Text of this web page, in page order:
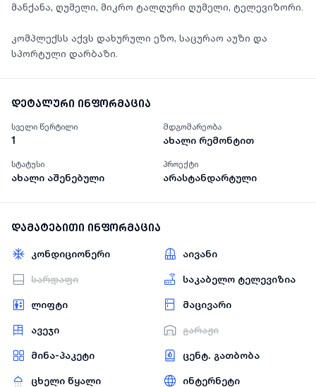
მანქანა, ღუმელი, მიკრო ტალღური ღუმელი, ტელევიზორი.
კომპლექსს აქვს დახურული ეზო, საცურაო აუზი და
სპორტული დარბაზი.
დეტალური ინფორმაცია
სველი წერტილი
1
მდგომარეობა
ახალი რემონტით
სტატუსი
ახალი აშენებული
პროექტი
არასტანდარტული
დამატებითი ინფორმაცია
კონდიციონერი აივანი
სარდაფი საკაბელო ტელევიზია
ლიფტი მაცივარი
ავეჯი გარაჟი
მინა-პაკეტი ცენტ. გათბობა
ცხელი წყალი ინტერნეტი